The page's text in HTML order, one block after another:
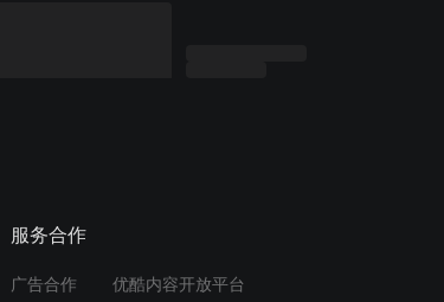
服务合作
广告合作 优酷内容开放平台